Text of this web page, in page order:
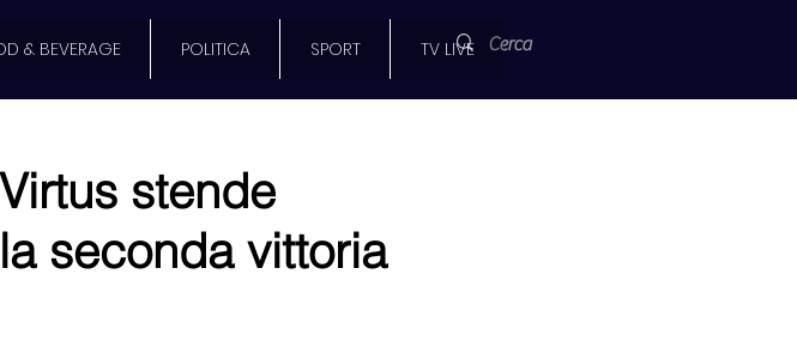
& BEVERAGE POLITICA SPORT TV LIVE
stende
seconda vittoria